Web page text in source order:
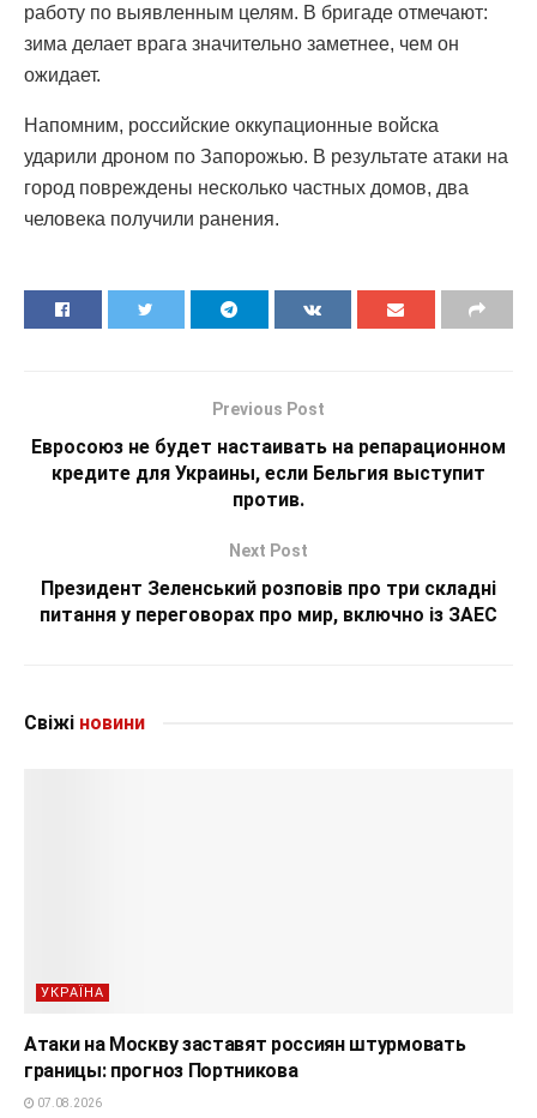
работу по выявленным целям. В бригаде отмечают:
зима делает врага значительно заметнее, чем он
ожидает.
Напомним, российские оккупационные войска
ударили дроном по Запорожью. В результате атаки на
город повреждены несколько частных домов, два
человека получили ранения.
Previous Post
Евросоюз не будет настаивать на репарационном
кредите для Украины, если Бельгия выступит
против.
Next Post
Президент Зеленський розповів про три складні
питання у переговорах про мир, включно із ЗАЕС
Свіжі новини
УКРАЇНА
Атаки на Москву заставят россиян штурмовать
границы: прогноз Портникова
07.08.2026